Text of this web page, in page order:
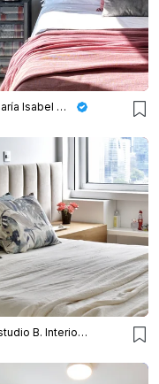
María Isabel Wetzel
Estudio B. Interiorismo